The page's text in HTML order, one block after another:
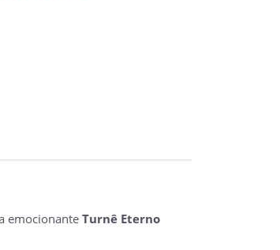
emocionante Turnê Eterno